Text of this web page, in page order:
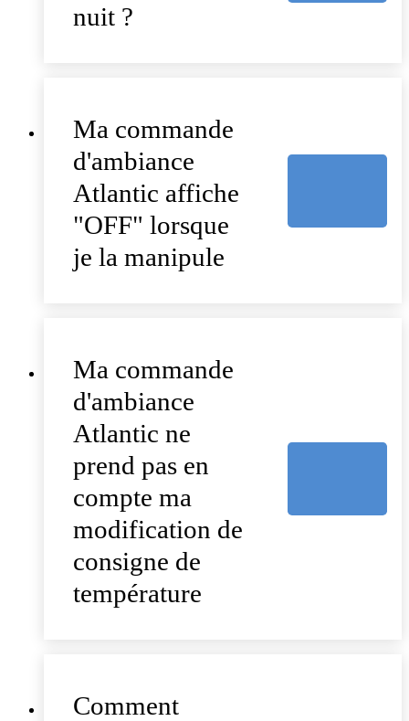
nuit ?
Ma commande
d'ambiance
Atlantic affiche
"OFF" lorsque
je la manipule
Ma commande
d'ambiance
Atlantic ne
prend pas en
compte ma
modification de
consigne de
température
Comment